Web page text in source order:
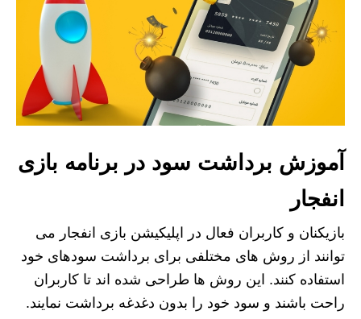
آموزش برداشت سود در برنامه بازی
انفجار
بازیکنان و کاربران فعال در اپلیکیشن بازی انفجار می
توانند از روش های مختلفی برای برداشت سودهای خود
استفاده کنند. این روش ها طراحی شده اند تا کاربران
راحت باشند و سود خود را بدون دغدغه برداشت نمایند.